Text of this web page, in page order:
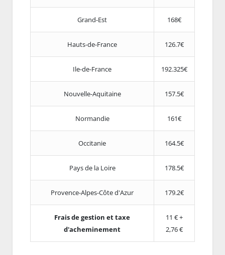
Grand-Est 168€
Hauts-de-France 126.7€
Ile-de-France 192.325€
Nouvelle-Aquitaine 157.5€
Normandie 161€
Occitanie 164.5€
Pays de la Loire 178.5€
Provence-Alpes-Côte d'Azur 179.2€
Frais de gestion et taxe
d'acheminement
11 € +
2,76 €